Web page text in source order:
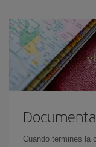
Cuando termines la